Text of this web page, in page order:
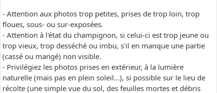
- Attention aux photos trop petites, prises de trop loin, trop
floues, sous- ou sur-exposées.
- Attention à l'état du champignon, si celui-ci est trop jeune ou
trop vieux, trop desséché ou imbu, s'il en manque une partie
(cassé ou mangé) non visible.
- Privilégiez les photos prises en extérieur, à la lumière
naturelle (mais pas en plein soleil...), si possible sur le lieu de
récolte (une simple vue du sol, des feuilles mortes et débris